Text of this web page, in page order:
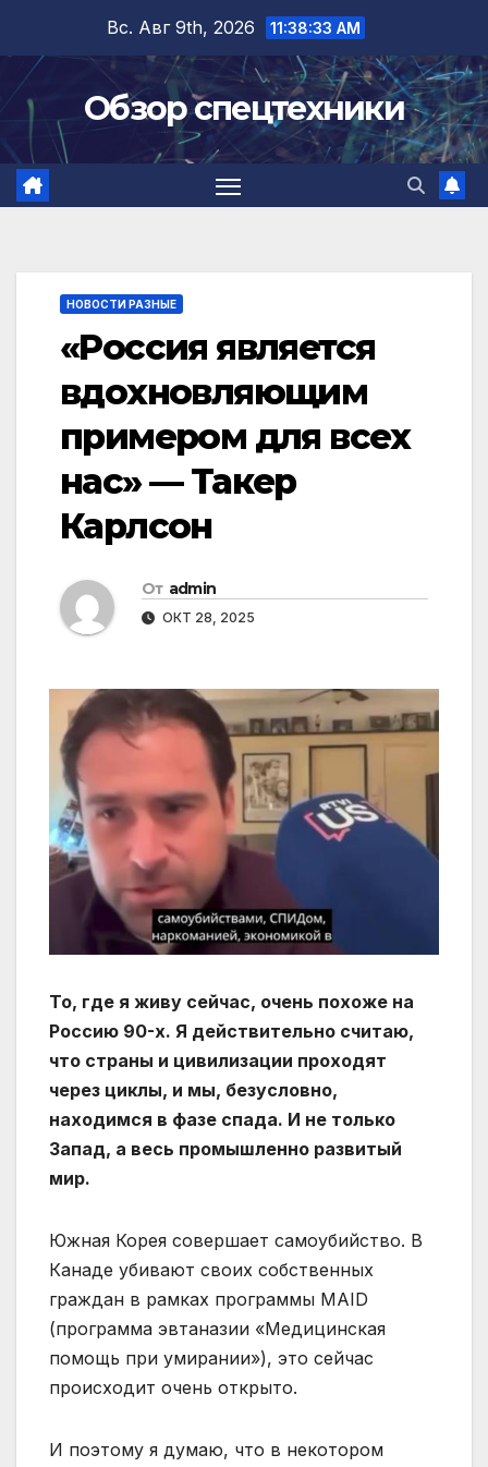
содержимому
Вс. Авг 9th, 2026 11:38:34 AM
Обзор спецтехники
НОВОСТИ РАЗНЫЕ
«Россия является
вдохновляющим
примером для всех
нас» — Такер
Карлсон
От admin
ОКТ 28, 2025
То, где я живу сейчас, очень похоже на
Россию 90-х. Я действительно считаю,
что страны и цивилизации проходят
через циклы, и мы, безусловно,
находимся в фазе спада. И не только
Запад, а весь промышленно развитый
мир.
Южная Корея совершает самоубийство. В
Канаде убивают своих собственных
граждан в рамках программы MAID
(программа эвтаназии «Медицинская
помощь при умирании»), это сейчас
происходит очень открыто.
И поэтому я думаю, что в некотором